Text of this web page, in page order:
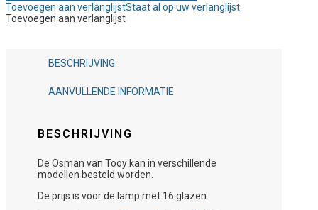
Toevoegen aan verlanglijstStaat al op uw verlanglijst
Toevoegen aan verlanglijst
BESCHRIJVING
AANVULLENDE INFORMATIE
BESCHRIJVING
De Osman van Tooy kan in verschillende
modellen besteld worden.
De prijs is voor de lamp met 16 glazen.